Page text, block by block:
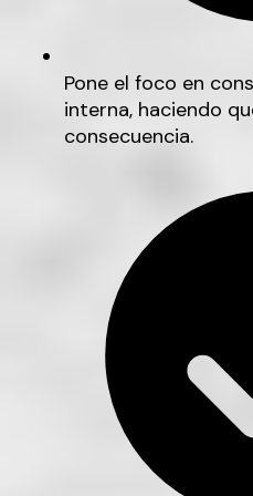
Pone el foco en
interna, haciendo
consecuencia.